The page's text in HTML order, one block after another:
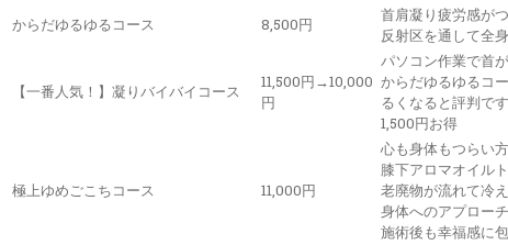
からだゆるゆるコース 8,500円
首肩凝り疲労感が
反射区を通して全
【一番人気！】凝りバイバイコース
11,500円→10,000
円
パソコン作業で首
からだゆるゆるコ
るくなると評判です
1,500円お得
極上ゆめごこちコース 11,000円
心も身体もつらい
膝下アロマオイル
老廃物が流れて冷
身体へのアプロー
施術後も幸福感に